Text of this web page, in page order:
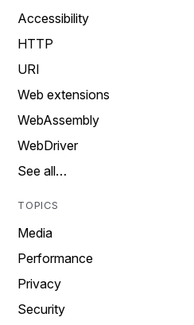
Accessibility
HTTP
URI
Web extensions
WebAssembly
WebDriver
See all…
TOPICS
Media
Performance
Privacy
Security